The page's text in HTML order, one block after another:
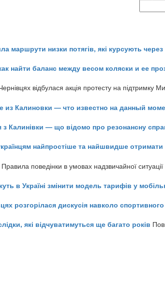
маршрути низки потягів, які курсують
найти баланс между весом коляски и ее
відбулася акція протесту на підтримку
из Калиновки — что известно на данный
Калинівки — що відомо про резонансну
найпростіше та найшвидше
Правила поведінки в умовах надзвичайної
в Україні змінити модель тарифів у
розгорілася дискусія навколо спортивного
які відчуватимуться ще багато років